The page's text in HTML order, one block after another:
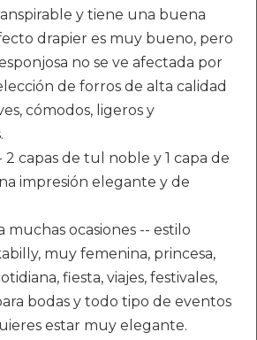
y tiene una buena
drapier es muy bueno, pero
no se ve afectada por
de forros de alta calidad
cómodos, ligeros y
capas de tul noble y 1 capa de
impresión elegante y de
muchas ocasiones -- estilo
muy femenina, princesa,
fiesta, viajes, festivales,
bodas y todo tipo de eventos
estar muy elegante.